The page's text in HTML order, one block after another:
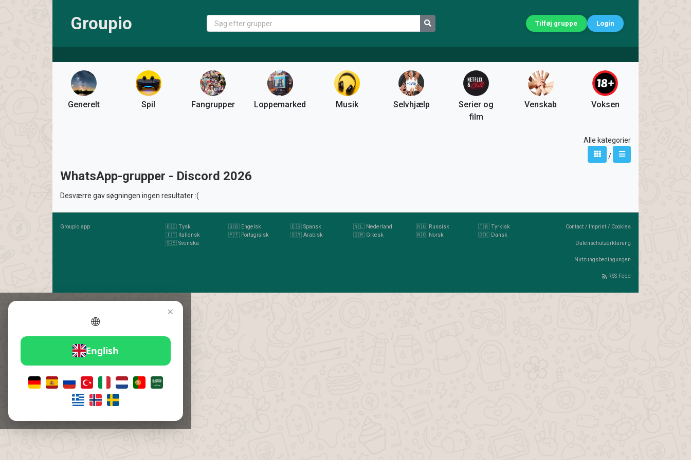
Groupio Tilføj gruppe Login
Generelt Spil Fangrupper Loppemarked Musik Selvhjælp
Serier og
film
Venskab Voksen
Alle kategorier
/
WhatsApp-grupper - Discord 2026
Desværre gav søgningen ingen resultater :(
Groupio.app 🇩🇪 Tysk 🇬🇧 Engelsk 🇪🇸 Spansk 🇳🇱 Nederland 🇷🇺 Russisk
🇹🇷 Tyrkisk
🇮🇹 Italiensk
🇵🇹 Portugisisk 🇸🇦 Arabisk 🇬🇷 Græsk 🇳🇴 Norsk
🇩🇰 Dansk
🇸🇪 Svenska
Contact / Imprint / Cookies
Datenschutzerklärung
Nutzungsbedingungen
RSS Feed
×
🌐
English